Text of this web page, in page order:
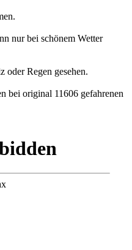
nur bei schönem Wetter
oder Regen gesehen.
bei original 11606 gefahrenen